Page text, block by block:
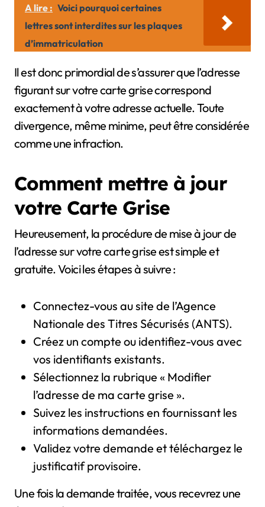
A lire : Voici pourquoi certaines
lettres sont interdites sur les plaques
d’immatriculation
Il est donc primordial de s’assurer que l’adresse
figurant sur votre carte grise correspond
exactement à votre adresse actuelle. Toute
divergence, même minime, peut être considérée
comme une infraction.
Comment mettre à jour
votre Carte Grise
Heureusement, la procédure de mise à jour de
l’adresse sur votre carte grise est simple et
gratuite. Voici les étapes à suivre :
Connectez-vous au site de l’Agence
Nationale des Titres Sécurisés (ANTS).
Créez un compte ou identifiez-vous avec
vos identifiants existants.
Sélectionnez la rubrique « Modifier
l’adresse de ma carte grise ».
Suivez les instructions en fournissant les
informations demandées.
Validez votre demande et téléchargez le
justificatif provisoire.
Une fois la demande traitée, vous recevrez une